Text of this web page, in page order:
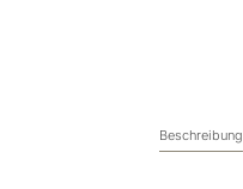
Beschreibung